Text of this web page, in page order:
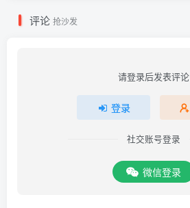
评论 抢沙发
请登录后发表评论
登录
社交账号登录
微信登录